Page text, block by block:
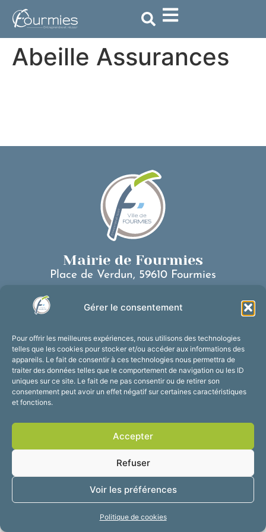
Gérer le consentement
Pour offrir les meilleures expériences, nous utilisons des technologies
telles que les cookies pour stocker et/ou accéder aux informations des
appareils. Le fait de consentir à ces technologies nous permettra de
traiter des données telles que le comportement de navigation ou les ID
uniques sur ce site. Le fait de ne pas consentir ou de retirer son
consentement peut avoir un effet négatif sur certaines caractéristiques
et fonctions.
Accepter
Refuser
Voir les préférences
Politique de cookies
principal
Abeille Assurances
Mairie de Fourmies
Place de Verdun, 59610 Fourmies
Nous contacter
Du lundi au vendredi :
de 8h30 à 12h et de 13h30 à 17h30
Suivez-nous !
Mentions légales
Plan du site
Confidentialité
2025 © Propulsé par
Utopia